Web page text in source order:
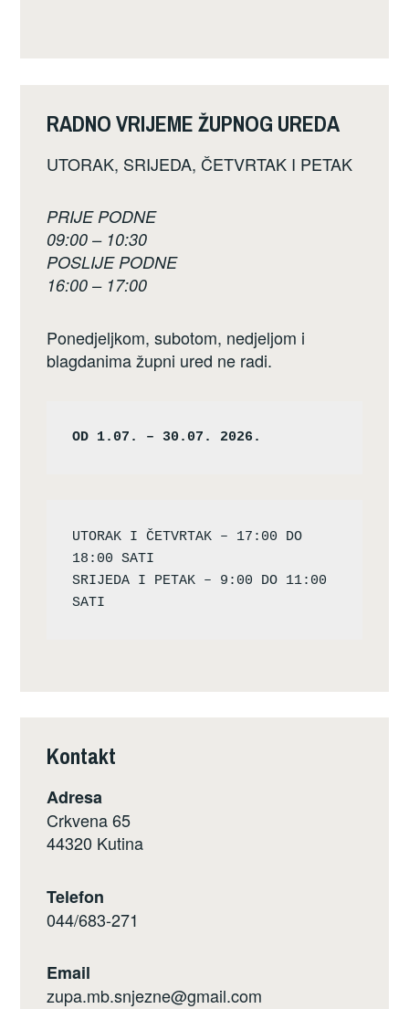
RADNO VRIJEME ŽUPNOG UREDA
UTORAK, SRIJEDA, ČETVRTAK I PETAK
PRIJE PODNE
09:00 – 10:30
POSLIJE PODNE
16:00 – 17:00
Ponedjeljkom, subotom, nedjeljom i
blagdanima župni ured ne radi.
OD 1.07. – 30.07. 2026.
UTORAK I ČETVRTAK – 17:00 DO
18:00 SATI
SRIJEDA I PETAK – 9:00 DO 11:00
Kontakt
Adresa
Crkvena 65
44320 Kutina
Telefon
044/683-271
Email
zupa.mb.snjezne@gmail.com